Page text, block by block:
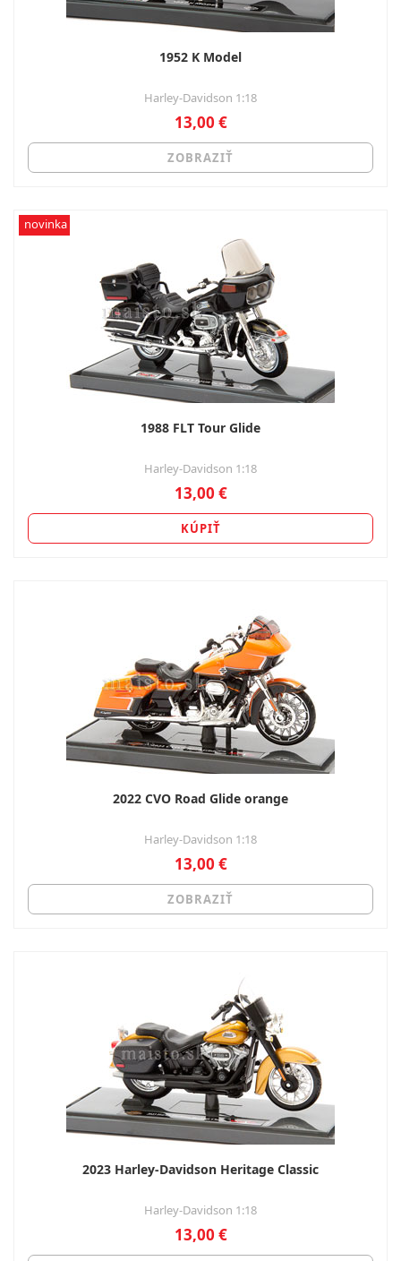
1952 K Model
Harley-Davidson 1:18
13,00 €
ZOBRAZIŤ
novinka
1988 FLT Tour Glide
Harley-Davidson 1:18
13,00 €
KÚPIŤ
2022 CVO Road Glide orange
Harley-Davidson 1:18
13,00 €
ZOBRAZIŤ
2023 Harley-Davidson Heritage Classic
Harley-Davidson 1:18
13,00 €